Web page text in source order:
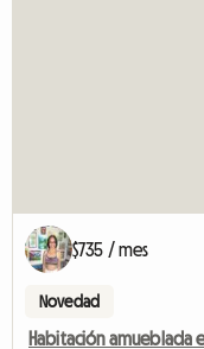
$735 / mes
Novedad